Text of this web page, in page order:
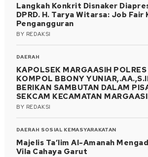
Langkah Konkrit Disnaker
DPRD. H. Tarya Witarsa: Job Fair
Pengangguran
BY REDAKSI
DAERAH
KAPOLSEK MARGAASIH
KOMPOL BBONY
BERIKAN SAMBUTAN DALAM
SEKCAM KECAMATAN
BY REDAKSI
DAERAH SOSIAL KEMASYARAKATAN
Majelis Ta’lim Al-Amanah
Vila Cahaya Garut